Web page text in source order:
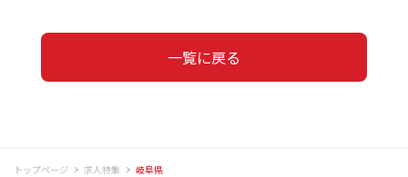
一覧に戻る
トップページ 求人特集 岐阜県